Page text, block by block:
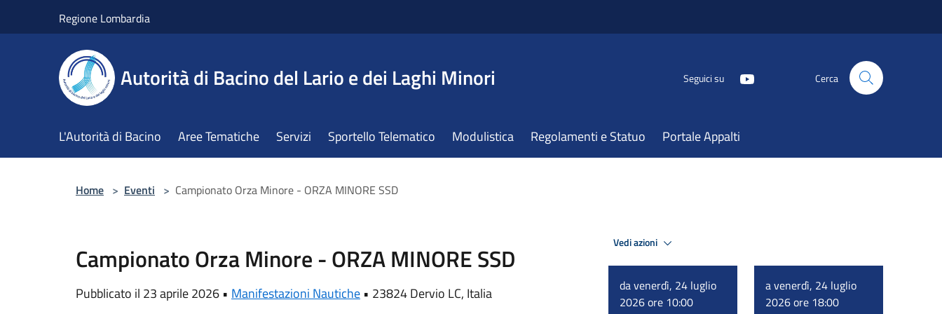
Regione Lombardia
Autorità di Bacino del Lario e dei Laghi Minori Seguici su Cerca
L'Autorità di Bacino Aree Tematiche Servizi Sportello Telematico Modulistica Regolamenti e Statuo Portale Appalti
Home > Eventi > Campionato Orza Minore - ORZA MINORE SSD
Campionato Orza Minore - ORZA MINORE SSD
Pubblicato il 23 aprile 2026 • Manifestazioni Nautiche • 23824 Dervio LC, Italia
Vedi azioni
da venerdì, 24 luglio
2026 ore 10:00
a venerdì, 24 luglio
2026 ore 18:00